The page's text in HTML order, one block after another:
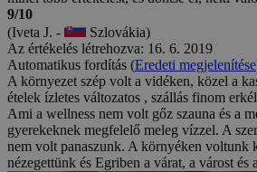
9/10
(Iveta J. -
Szlovákia)
Az értékelés létrehozva: 16. 6. 2019
Automatikus fordítás (Eredeti megjelenítése
A környezet szép volt a vidéken, közel a
ételek ízletes változatos , szállás finom
Ami a wellness nem volt gőz szauna és a
gyerekeknek megfelelő meleg vízzel. A
nem volt panaszunk. A környéken voltunk
nézegettünk és Egriben a várat, a várost és